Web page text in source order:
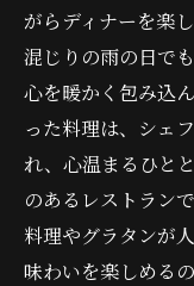
がらディナーを楽
混じりの雨の日で
心を暖かく包み込
った料理は、シェ
れ、心温まるひと
のあるレストラン
料理やグラタンが
味わいを楽しめる